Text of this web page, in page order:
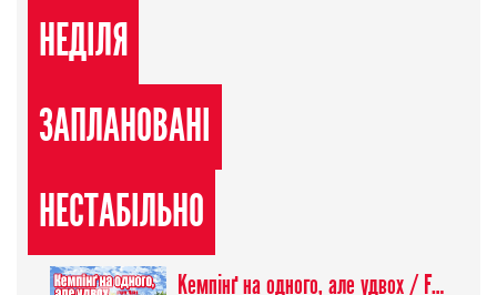
НЕДІЛЯ
ЗАПЛАНОВАНІ
НЕСТАБІЛЬНО
Кемпінґ на одного, але удвох / Futari Solo Camp